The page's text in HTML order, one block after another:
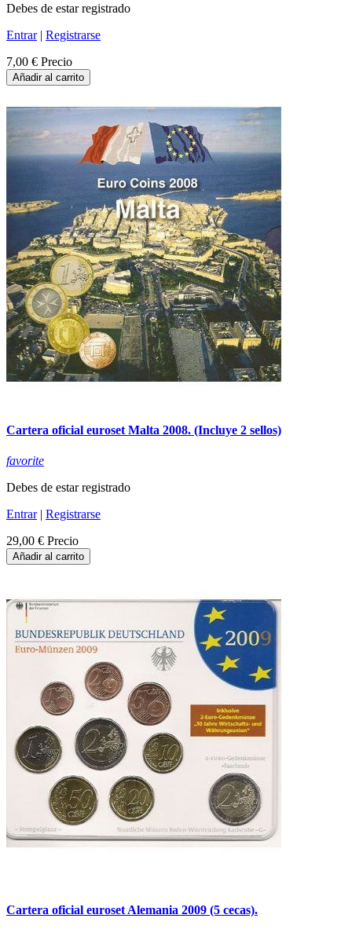
Debes de estar registrado
Entrar| Registrarse
7,00 € Precio
Añadir al carrito
Cartera oficial euroset Malta 2008. (Incluye 2 sellos)
favorite
Debes de estar registrado
Entrar| Registrarse
29,00 € Precio
Añadir al carrito
Cartera oficial euroset Alemania 2009 (5 cecas).